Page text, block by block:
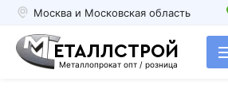
Москва и Московская область
ЕТАЛЛСТРОЙ
Металлопрокат опт / розница